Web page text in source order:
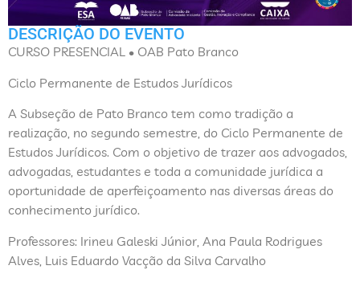
DESCRIÇÃO DO EVENTO
CURSO PRESENCIAL • OAB Pato Branco
Ciclo Permanente de Estudos Jurídicos
A Subseção de Pato Branco tem como tradição a
realização, no segundo semestre, do Ciclo Permanente de
Estudos Jurídicos. Com o objetivo de trazer aos advogados,
advogadas, estudantes e toda a comunidade jurídica a
oportunidade de aperfeiçoamento nas diversas áreas do
conhecimento jurídico.
Professores: Irineu Galeski Júnior, Ana Paula Rodrigues
Alves, Luis Eduardo Vacção da Silva Carvalho